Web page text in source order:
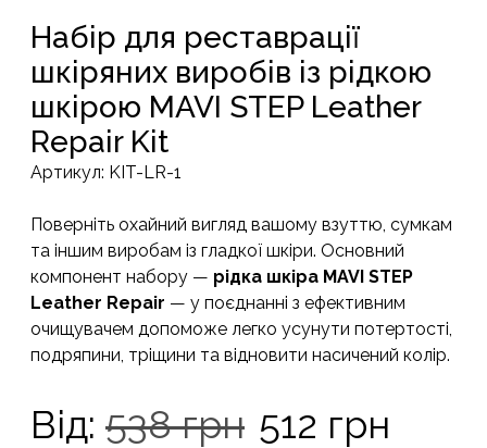
Набір для реставрації
шкіряних виробів із рідкою
шкірою MAVI STEP Leather
Repair Kit
Артикул: KIT-LR-1
Поверніть охайний вигляд вашому взуттю, сумкам
та іншим виробам із гладкої шкіри. Основний
компонент набору — рідка шкіра MAVI STEP
Leather Repair — у поєднанні з ефективним
очищувачем допоможе легко усунути потертості,
подряпини, тріщини та відновити насичений колір.
Від: 538грн 512 грн